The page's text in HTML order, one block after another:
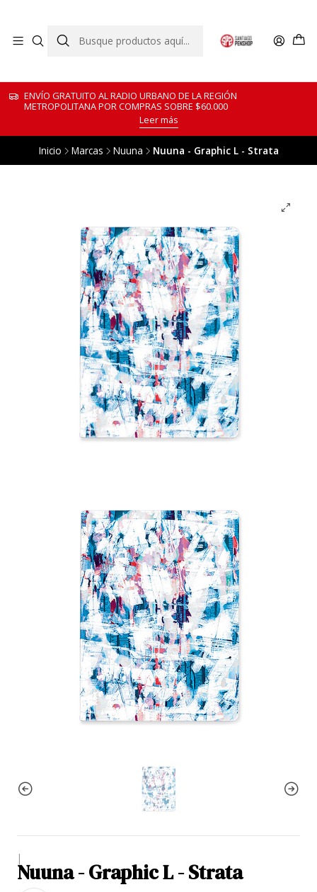
ENVÍO GRATUITO AL RADIO URBANO DE LA REGIÓN
METROPOLITANA POR COMPRAS SOBRE $60.000
Leer más
Inicio Marcas Nuuna Nuuna - Graphic L - Strata
|
Nuuna - Graphic L - Strata